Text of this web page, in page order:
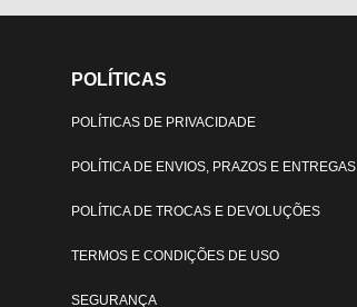
POLÍTICAS
POLÍTICAS DE PRIVACIDADE
POLÍTICA DE ENVIOS, PRAZOS E ENTREGAS
POLÍTICA DE TROCAS E DEVOLUÇÕES
TERMOS E CONDIÇÕES DE USO
SEGURANÇA